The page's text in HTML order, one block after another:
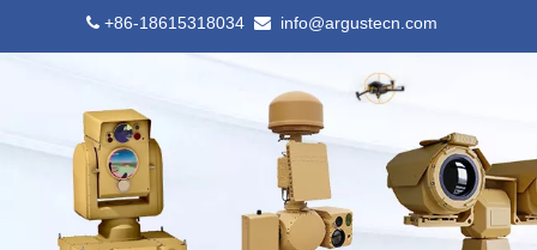
 +86-18615318034  info@argustecn.com